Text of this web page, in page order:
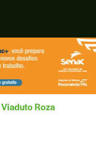
Viaduto Roza